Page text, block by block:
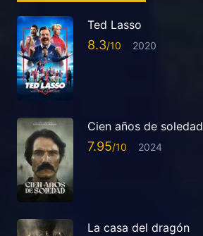
Ted Lasso
8.3 2020
Cien años de soledad
7.95 2024
La casa del dragón